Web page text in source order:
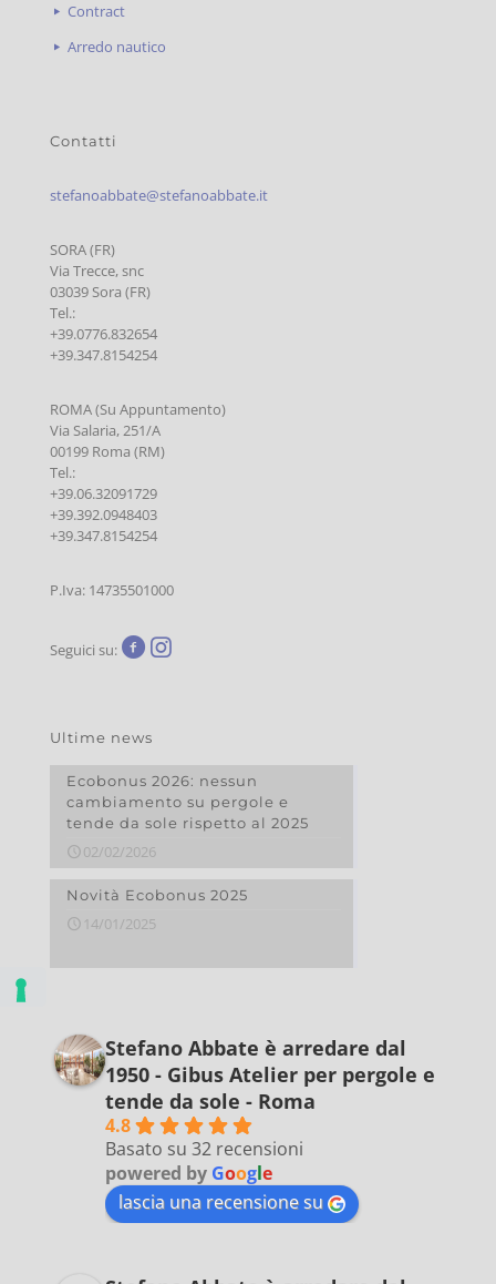
Contract
Arredo nautico
Contatti
stefanoabbate@stefanoabbate.it
SORA (FR)
Via Trecce, snc
03039 Sora (FR)
Tel.:
+39.0776.832654
+39.347.8154254
ROMA (Su Appuntamento)
Via Salaria, 251/A
00199 Roma (RM)
Tel.:
+39.06.32091729
+39.392.0948403
+39.347.8154254
P.Iva: 14735501000
Seguici su:
Ultime news
Ecobonus 2026: nessun
cambiamento su pergole e
tende da sole rispetto al 2025
02/02/2026
Novità Ecobonus 2025
14/01/2025
Stefano Abbate è arredare dal
1950 - Gibus Atelier per pergole e
tende da sole - Roma
4.8
Basato su 32 recensioni
powered by Google
lascia una recensione su